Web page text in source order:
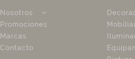
Nosotros
Promociones
Marcas
Contacto